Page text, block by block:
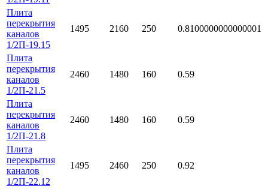
Плита
перекрытия
каналов
1/2П-19.15
1495 2160 250 0.8100000000000001
Плита
перекрытия
каналов
1/2П-21.5
2460 1480 160 0.59
Плита
перекрытия
каналов
1/2П-21.8
2460 1480 160 0.59
Плита
перекрытия
каналов
1/2П-22.12
1495 2460 250 0.92